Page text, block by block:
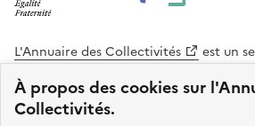
À propos des cookies sur
Collectivités.
L'Annuaire des Collectivités est un
Cohésion des Territoires
. Le code
est disponible en licence libre. Le